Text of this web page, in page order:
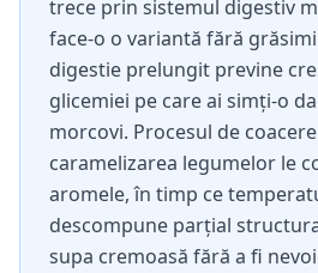
trece prin sistemul digestiv
face-o o variantă fără
digestie prelungit previne
glicemiei pe care ai simți-o
morcovi. Procesul de
caramelizarea legumelor le
aromele, în timp ce
descompune parțial
supa cremoasă fără a fi